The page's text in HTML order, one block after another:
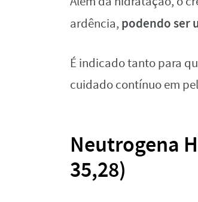
ardência, podendo ser
É indicado tanto para
cuidado contínuo em
Neutrogena
35,28)